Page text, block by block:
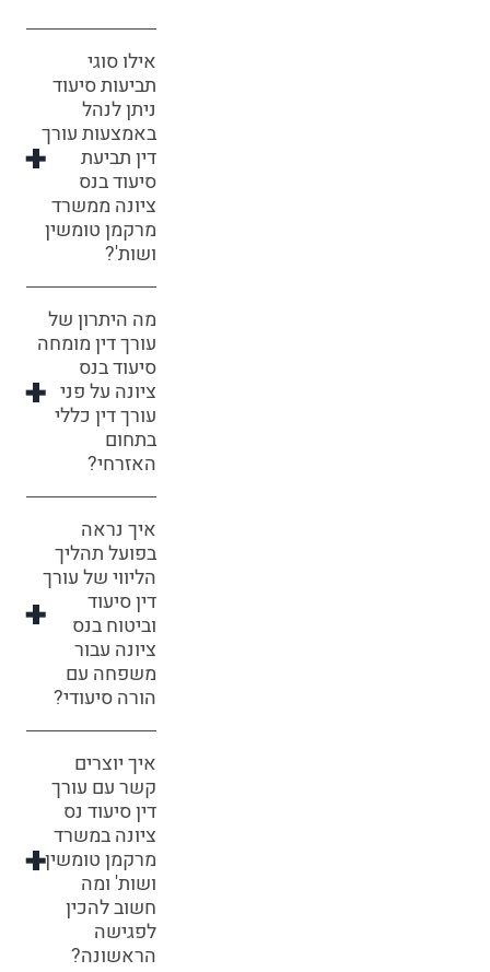
אילו סוגי
תביעות סיעוד
ניתן לנהל
באמצעות עורך
דין תביעת
סיעוד בנס
ציונה ממשרד
מרקמן טומשין
ושות'?
מה היתרון של
עורך דין מומחה
סיעוד בנס
ציונה על פני
עורך דין כללי
בתחום
האזרחי?
איך נראה
בפועל תהליך
הליווי של עורך
דין סיעוד
וביטוח בנס
ציונה עבור
משפחה עם
הורה סיעודי?
איך יוצרים
קשר עם עורך
דין סיעוד נס
ציונה במשרד
מרקמן טומשין
ושות' ומה
חשוב להכין
לפגישה
הראשונה?